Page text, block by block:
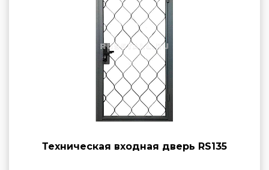
Техническая входная дверь RS135